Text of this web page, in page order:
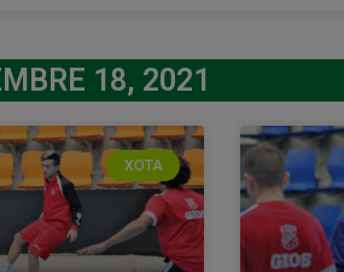
18, 2021
XOTA